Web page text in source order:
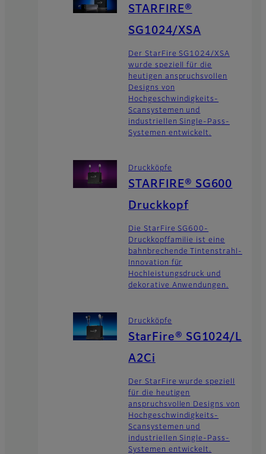
STARFIRE®
SG1024/XSA
Der StarFire SG1024/XSA
wurde speziell für die
heutigen anspruchsvollen
Designs von
Hochgeschwindigkeits-
Scansystemen und
industriellen Single-Pass-
Systemen entwickelt.
Druckköpfe
STARFIRE® SG600
Druckkopf
Die StarFire SG600-
Druckkopffamilie ist eine
bahnbrechende Tintenstrahl-
Innovation für
Hochleistungsdruck und
dekorative Anwendungen.
Druckköpfe
StarFire® SG1024/L
A2Ci
Der StarFire wurde speziell
für die heutigen
anspruchsvollen Designs von
Hochgeschwindigkeits-
Scansystemen und
industriellen Single-Pass-
Systemen entwickelt.